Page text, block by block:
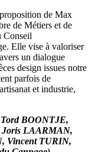
de Max
de Métiers et de
Conseil
Elle vise à valoriser
un dialogue
design issues notre
parfois de
et industrie,
BOONTJE,
Joris LAARMAN,
Vincent TURIN,